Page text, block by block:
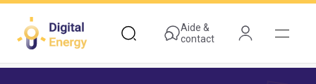
contenu
principal
Aide &
contact